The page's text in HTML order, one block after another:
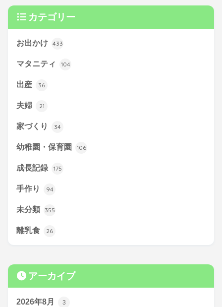
カテゴリー
お出かけ 433
マタニティ 104
出産 36
夫婦 21
家づくり 34
幼稚園・保育園 106
成長記録 175
手作り 94
未分類 355
離乳食 26
アーカイブ
2026年8月 3